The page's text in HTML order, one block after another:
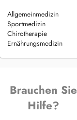
Allgemeinmedizin
Sportmedizin
Chirotherapie
Ernährungsmedizin
Brauchen Sie
Hilfe?